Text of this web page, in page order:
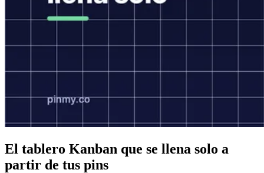
El tablero Kanban que se llena solo a
partir de tus pins